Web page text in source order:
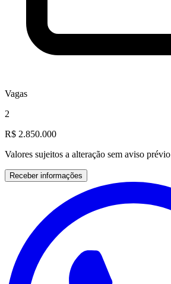
Vagas
2
R$ 2.850.000
Valores sujeitos a alteração sem aviso prévio
Receber informações